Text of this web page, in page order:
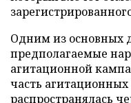
Одним из основных
предполагаемые
агитационной
часть агитационных
распространялась